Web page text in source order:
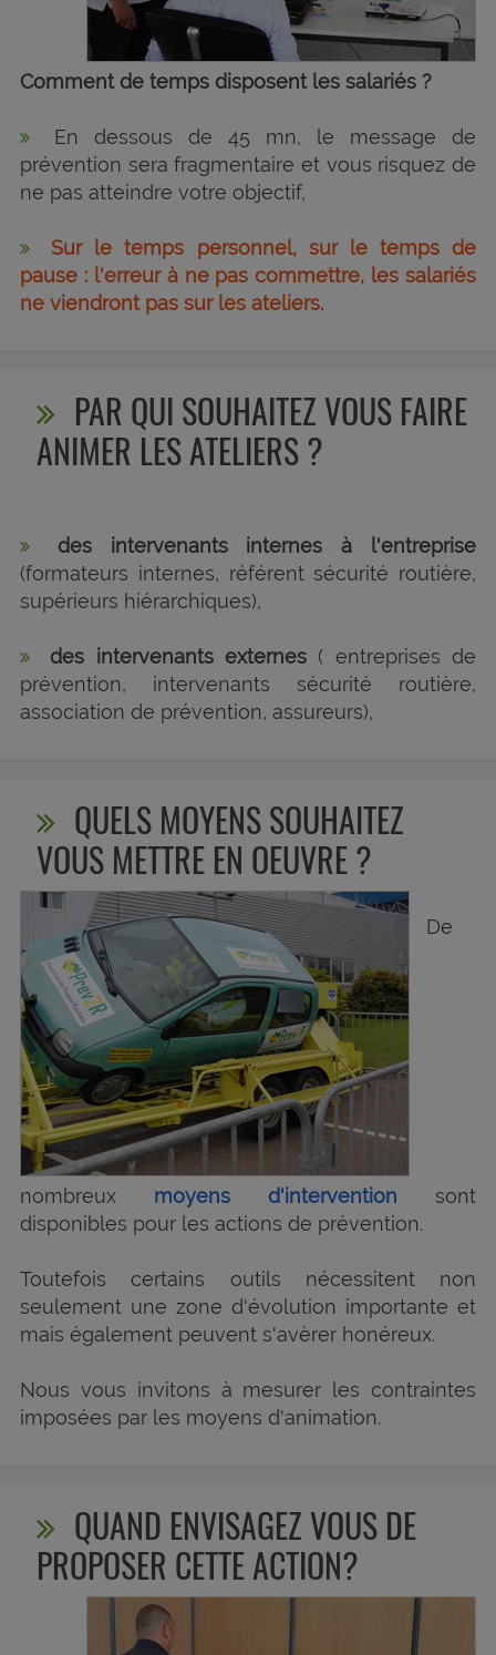
Comment de temps disposent les salariés ?
En dessous de 45 mn, le message de
prévention sera fragmentaire et vous risquez de
ne pas atteindre votre objectif,
Sur le temps personnel, sur le temps de
pause : l'erreur à ne pas commettre, les salariés
ne viendront pas sur les ateliers.
PAR QUI SOUHAITEZ VOUS FAIRE
ANIMER LES ATELIERS ?
des intervenants internes à l'entreprise
(formateurs internes, référent sécurité routière,
supérieurs hiérarchiques),
des intervenants externes ( entreprises de
prévention, intervenants sécurité routière,
association de prévention, assureurs),
QUELS MOYENS SOUHAITEZ
VOUS METTRE EN OEUVRE ?
De
nombreux moyens d'intervention sont
disponibles pour les actions de prévention.
Toutefois certains outils nécessitent non
seulement une zone d'évolution importante et
mais également peuvent s'avèrer honéreux.
Nous vous invitons à mesurer les contraintes
imposées par les moyens d'animation.
QUAND ENVISAGEZ VOUS DE
PROPOSER CETTE ACTION?